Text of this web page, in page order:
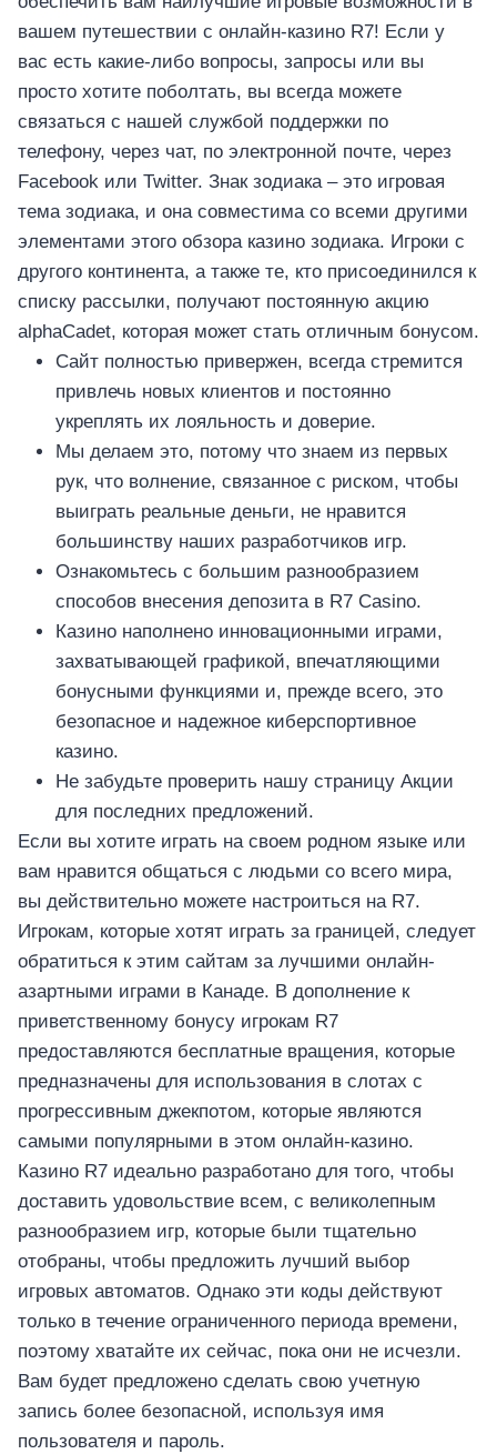
อุปกรณ์เพื่อความบันเทิง
อุปกรณ์เพื่อความบันเทิง
หูฟัง
ลำโพง
โทรทัศน์
สินค้าตามแบรนด์
вашем путешествии с онлайн-казино R7! Если у
вас есть какие-либо вопросы, запросы или вы
просто хотите поболтать, вы всегда можете
связаться с нашей службой поддержки по
телефону, через чат, по электронной почте, через
Facebook или Twitter. Знак зодиака – это игровая
тема зодиака, и она совместима со всеми другими
элементами этого обзора казино зодиака. Игроки с
другого континента, а также те, кто присоединился к
списку рассылки, получают постоянную акцию
alphaCadet, которая может стать отличным бонусом.
Сайт полностью привержен, всегда стремится
привлечь новых клиентов и постоянно
укреплять их лояльность и доверие.
Мы делаем это, потому что знаем из первых
рук, что волнение, связанное с риском, чтобы
выиграть реальные деньги, не нравится
большинству наших разработчиков игр.
Ознакомьтесь с большим разнообразием
способов внесения депозита в R7 Casino.
Казино наполнено инновационными играми,
захватывающей графикой, впечатляющими
бонусными функциями и, прежде всего, это
безопасное и надежное киберспортивное
казино.
Не забудьте проверить нашу страницу Акции
для последних предложений.
Если вы хотите играть на своем родном языке или
вам нравится общаться с людьми со всего мира,
вы действительно можете настроиться на R7.
Игрокам, которые хотят играть за границей, следует
обратиться к этим сайтам за лучшими онлайн-
азартными играми в Канаде. В дополнение к
приветственному бонусу игрокам R7
предоставляются бесплатные вращения, которые
предназначены для использования в слотах с
прогрессивным джекпотом, которые являются
самыми популярными в этом онлайн-казино.
Казино R7 идеально разработано для того, чтобы
доставить удовольствие всем, с великолепным
разнообразием игр, которые были тщательно
отобраны, чтобы предложить лучший выбор
игровых автоматов. Однако эти коды действуют
только в течение ограниченного периода времени,
поэтому хватайте их сейчас, пока они не исчезли.
Вам будет предложено сделать свою учетную
запись более безопасной, используя имя
пользователя и пароль.